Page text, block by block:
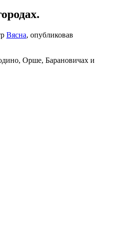
Вясна, опубликовав
Орше, Барановичах и